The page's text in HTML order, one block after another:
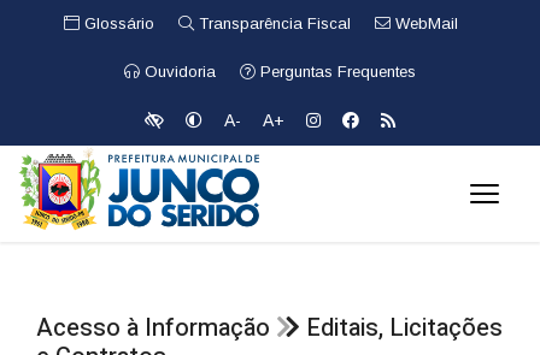
Glossário Transparência Fiscal WebMail
Ouvidoria Perguntas Frequentes
A- A+
Acesso à Informação
Editais, Licitações